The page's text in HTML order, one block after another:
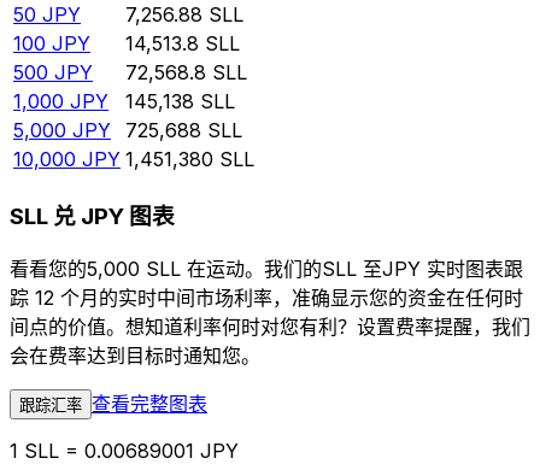
50 JPY 7,256.88 SLL
100 JPY 14,513.8 SLL
500 JPY 72,568.8 SLL
1,000 JPY 145,138 SLL
5,000 JPY 725,688 SLL
10,000 JPY 1,451,380 SLL
SLL 兑 JPY 图表
看看您的5,000 SLL 在运动。我们的SLL 至JPY 实时图表跟
踪 12 个月的实时中间市场利率，准确显示您的资金在任何时
间点的价值。想知道利率何时对您有利？设置费率提醒，我们
会在费率达到目标时通知您。
跟踪汇率 查看完整图表
1 SLL = 0.00689001 JPY